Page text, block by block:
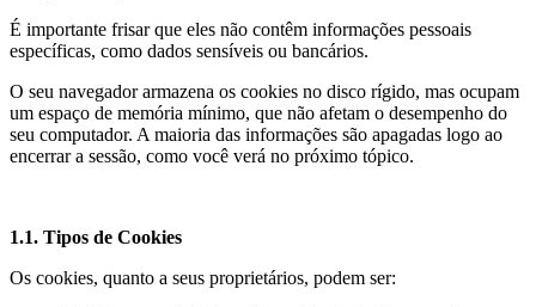
É importante frisar que eles não contêm informações pessoais
específicas, como dados sensíveis ou bancários.
O seu navegador armazena os cookies no disco rígido, mas ocupam
um espaço de memória mínimo, que não afetam o desempenho do
seu computador. A maioria das informações são apagadas logo ao
encerrar a sessão, como você verá no próximo tópico.
1.1. Tipos de Cookies
Os cookies, quanto a seus proprietários, podem ser: